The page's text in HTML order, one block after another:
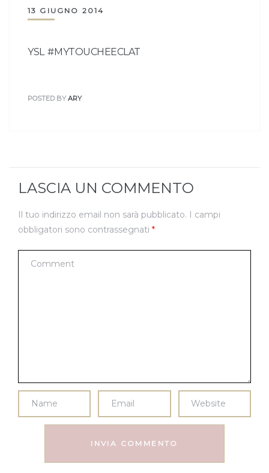
13 GIUGNO 2014
YSL #MYTOUCHEECLAT
POSTED BY ARY
LASCIA UN COMMENTO
Il tuo indirizzo email non sarà pubblicato. I campi
obbligatori sono contrassegnati *